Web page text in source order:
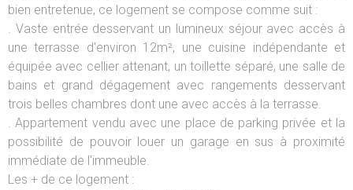
bien entretenue, ce logement se compose comme suit :
. Vaste entrée desservant un lumineux séjour avec accès à
une terrasse d'environ 12m², une cuisine indépendante et
équipée avec cellier attenant, un toillette séparé, une salle de
bains et grand dégagement avec rangements desservant
trois belles chambres dont une avec accès à la terrasse.
. Appartement vendu avec une place de parking privée et la
possibilité de pouvoir louer un garage en sus à proximité
immédiate de l'immeuble.
Les + de ce logement :